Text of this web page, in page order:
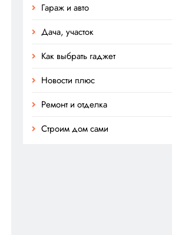
Гараж и авто
Дача, участок
Как выбрать гаджет
Новости плюс
Ремонт и отделка
Строим дом сами